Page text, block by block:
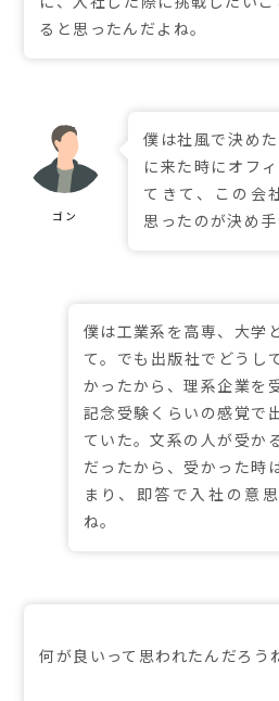
ると思ったんだよね。
僕は社風で決め
に来た時にオフ
てきて、この会
思ったのが決め手
僕は工業系を高専、大学
て。でも出版社でどうし
かったから、理系企業を
記念受験くらいの感覚で
ていた。文系の人が受か
だったから、受かった時
まり、即答で入社の意
ね。
何が良いって思われたんだろう